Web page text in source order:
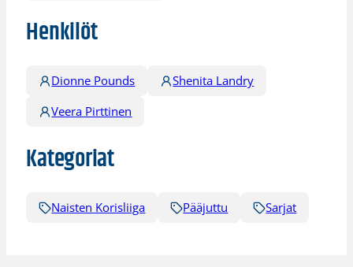
Henkilöt
Dionne Pounds
Shenita Landry
Veera Pirttinen
Kategoriat
Naisten Korisliiga Pääjuttu Sarjat